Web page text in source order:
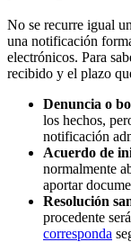
No se recurre igual
una notificación
electrónicos. Para
recibido y el plazo
Denuncia o
los hechos,
notificación
Acuerdo de
normalmente
aportar
Resolución
procedente
corresponda